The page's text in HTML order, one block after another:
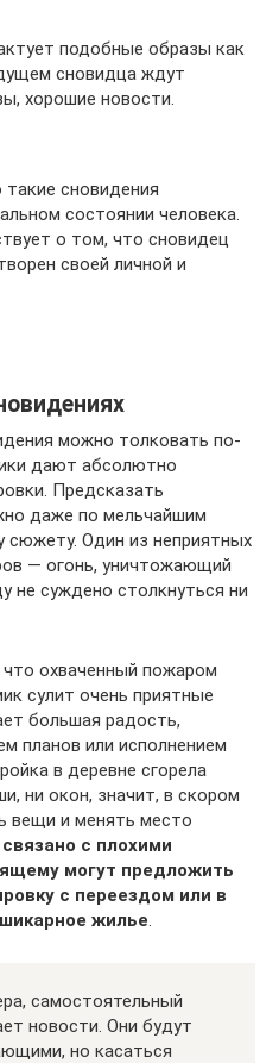
подобные образы как
сновидца ждут
хорошие новости.
сновидения
состоянии человека.
о том, что сновидец
своей личной и
можно толковать по-
дают абсолютно
Предсказать
даже по мельчайшим
сюжету. Один из неприятных
— огонь, уничтожающий
не суждено столкнуться ни
охваченный пожаром
сулит очень приятные
большая радость,
планов или исполнением
в деревне сгорела
ни окон, значит, в скором
вещи и менять место
с плохими
могут предложить
с переездом или в
жилье.
самостоятельный
новости. Они будут
но касаться